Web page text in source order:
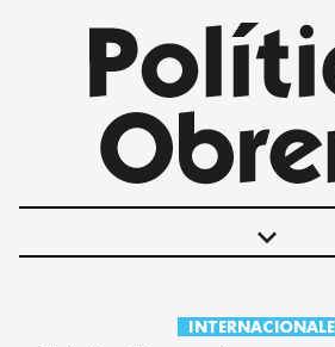
keyboard_arrow_down
POLÍTICAS